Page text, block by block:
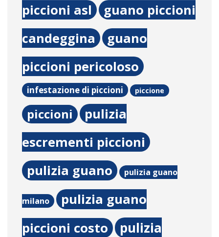
piccioni asl
guano piccioni
candeggina
guano
piccioni pericoloso
infestazione di piccioni piccione
piccioni
pulizia
escrementi piccioni
pulizia guano pulizia guano
milano
pulizia guano
piccioni costo
pulizia